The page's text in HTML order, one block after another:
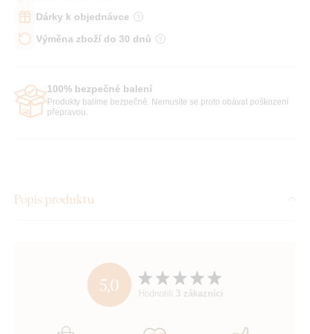
Dárky k objednávce
Výměna zboží do 30 dnů
100% bezpečné balení
Produkty balíme bezpečně. Nemusíte se proto obávat poškození
přepravou.
Popis produktu
5,0 Hodnotili 3 zákazníci